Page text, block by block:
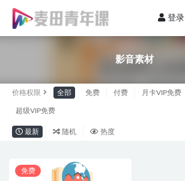
登录
影音素材
价格权限 全部 免费 付费 月卡VIP免费
超级VIP免费
最新 随机 热度
免费